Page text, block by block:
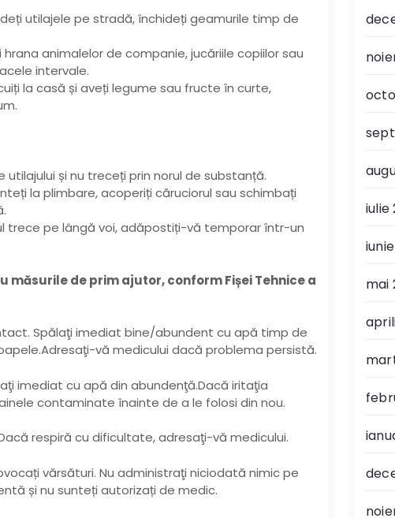
utilajele pe stradă, închideți geamurile timp de
animalelor de companie, jucăriile copiilor sau
intervale.
la casă și aveți legume sau fructe în curte,
și nu treceți prin norul de substanță.
la plimbare, acoperiți căruciorul sau schimbați
trece pe lângă voi, adăpostiți-vă temporar într-un
de prim ajutor, conform Fișei Tehnice a
Spălaţi imediat bine/abundent cu apă timp de
vă medicului dacă problema persistă.
imediat cu apă din abundenţă.Dacă iritaţia
contaminate înainte de a le folosi din nou.
respiră cu dificultate, adresaţi-vă medicului.
vărsături. Nu administraţi niciodată nimic pe
și nu sunteți autorizați de medic.
iulie
mai